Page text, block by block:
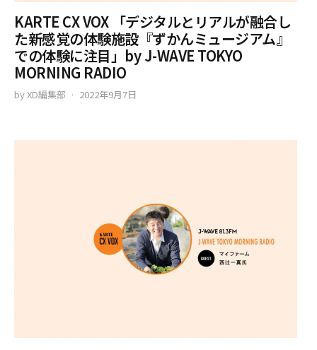
KARTE CX VOX 「デジタルとリアルが融合し
た新感覚の体験施設『ずかんミュージアム』
での体験に注目」by J-WAVE TOKYO
MORNING RADIO
byXD編集部 2022年9月7日